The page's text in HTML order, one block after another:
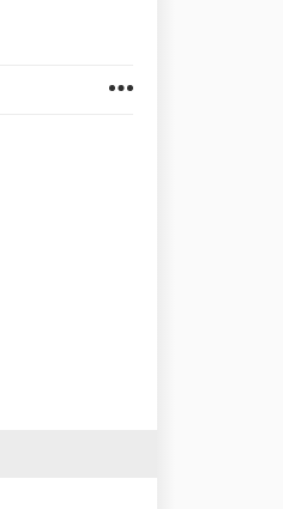
de eso)